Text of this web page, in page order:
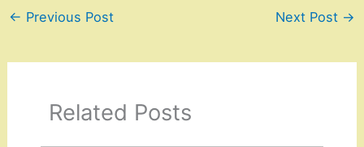
← Previous Post Next Post →
Related Posts